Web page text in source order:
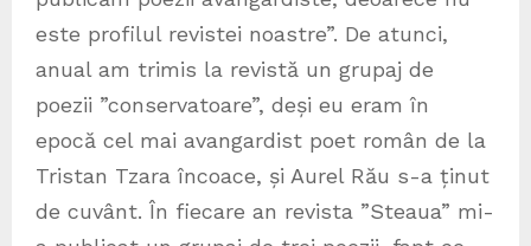
este profilul revistei noastre”. De atunci,
anual am trimis la revistă un grupaj de
poezii ”conservatoare”, deși eu eram în
epocă cel mai avangardist poet român de la
Tristan Tzara încoace, și Aurel Rău s-a ținut
de cuvânt. În fiecare an revista ”Steaua” mi-